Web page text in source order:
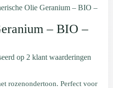
Olie Geranium – BIO –
– BIO –
op 2 klant waarderingen
rozenondertoon. Perfect voor